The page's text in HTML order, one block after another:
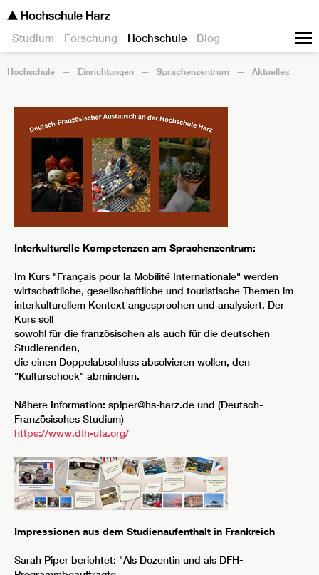
Studium Forschung Hochschule Blog
Hochschule Einrichtungen Sprachenzentrum Aktuelles
Interkulturelle Kompetenzen am Sprachenzentrum:
Im Kurs "Français pour la Mobilité Internationale" werden
wirtschaftliche, gesellschaftliche und touristische Themen im
interkulturellem Kontext angesprochen und analysiert. Der
Kurs soll
sowohl für die französischen als auch für die deutschen
Studierenden,
die einen Doppelabschluss absolvieren wollen, den
"Kulturschock" abmindern.
Nähere Information: spiper@hs-harz.de und (Deutsch-
Französisches Studium)
https://www.dfh-ufa.org/
Impressionen aus dem Studienaufenthalt in Frankreich
Sarah Piper berichtet: "Als Dozentin und als DFH-